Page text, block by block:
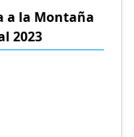
a la Montaña
2023